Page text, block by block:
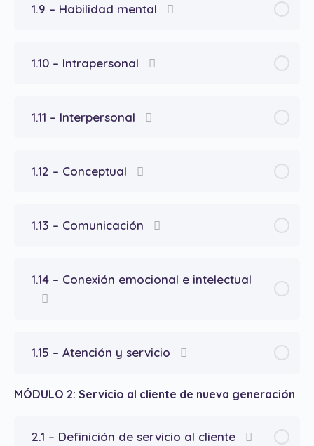
1.9 – Habilidad mental
1.10 – Intrapersonal
1.11 – Interpersonal
1.12 – Conceptual
1.13 – Comunicación
1.14 – Conexión emocional e intelectual
1.15 – Atención y servicio
MÓDULO 2: Servicio al cliente de nueva generación
2.1 – Definición de servicio al cliente